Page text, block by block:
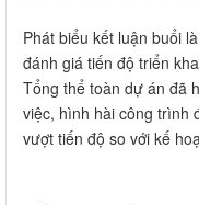
Phát biểu kết luận buổi
đánh giá tiến độ triển
Tổng thể toàn dự án đã
việc, hình hài công trình
vượt tiến độ so với kế